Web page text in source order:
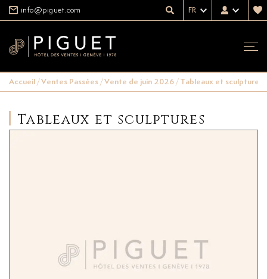
info@piguet.com FR
Accueil/Ventes Passées/Vente de juin 2026/Tableaux et sculptures
Tableaux et sculptures